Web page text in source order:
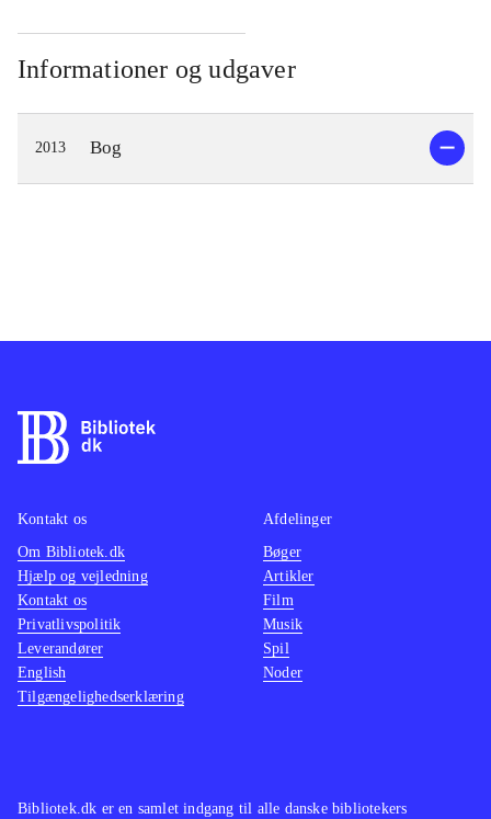
Informationer og udgaver
2013 Bog
Bibliotek.dk er en samlet indgang til alle danske bibliotekers
Kontakt os
Om Bibliotek.dk
Hjælp og vejledning
Kontakt os
Privatlivspolitik
Leverandører
English
Tilgængelighedserklæring
Afdelinger
Bøger
Artikler
Film
Musik
Spil
Noder